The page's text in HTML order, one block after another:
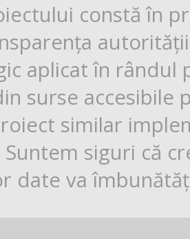
constă în
aplicat în rândul
surse
similar
Suntem siguri că
date va